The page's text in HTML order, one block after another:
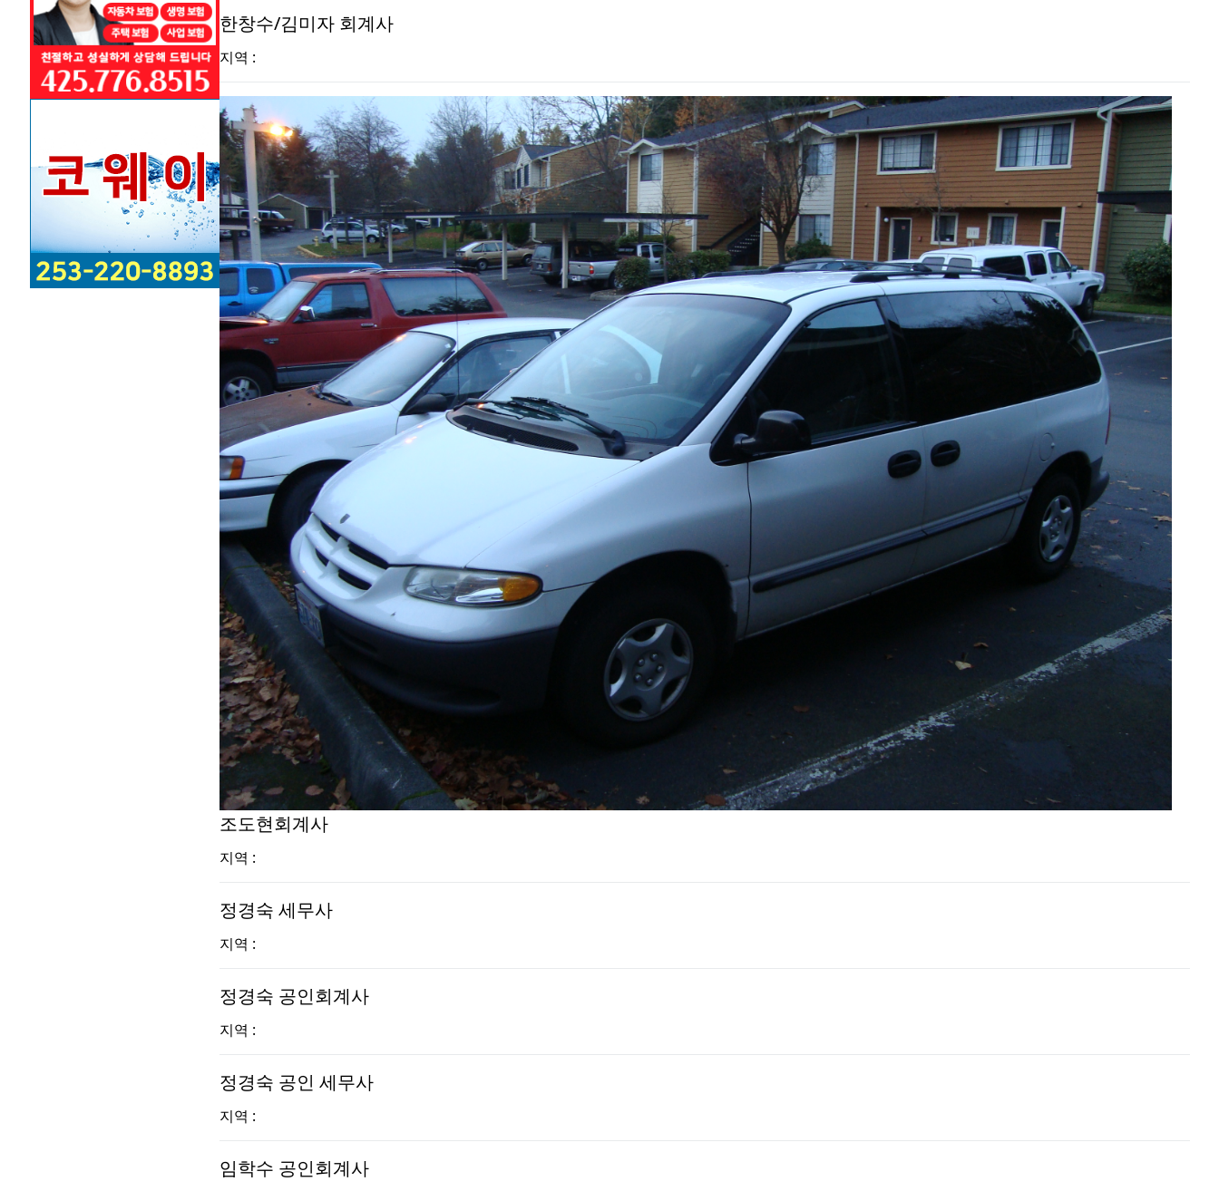
한창수/김미자 회계사
지역 :
조도현회계사
지역 :
정경숙 세무사
지역 :
정경숙 공인회계사
지역 :
정경숙 공인 세무사
지역 :
임학수 공인회계사